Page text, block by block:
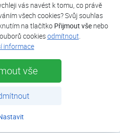
vás navést k tomu, co právě
všech cookies? Svůj souhlas
na tlačítko Přijmout všenebo
cookiesodmítnout.
informace
vše
do rodinného domu. Rychlá
zásahů do objektu.